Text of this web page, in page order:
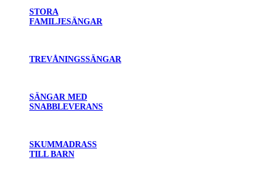
STORA
FAMILJESÄNGAR
TREVÅNINGSSÄNGAR
SÄNGAR MED
SNABBLEVERANS
SKUMMADRASS
TILL BARN